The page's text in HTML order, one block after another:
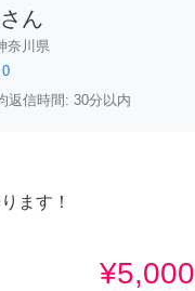
ん
奈川県
0
返信時間: 30分以内
ます！
¥5,000